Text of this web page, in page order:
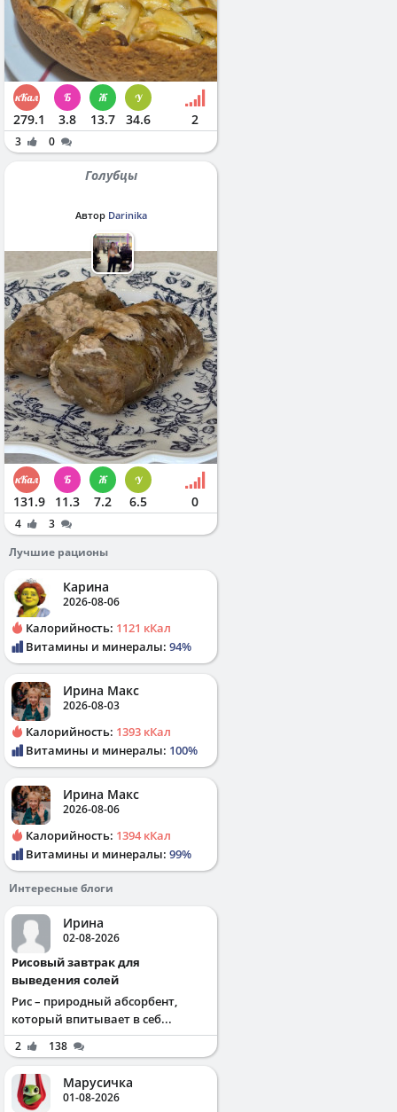
279.1 3.8 13.7 34.6 2
3 0
Голубцы
Автор Darinika
131.9 11.3 7.2 6.5 0
4
3
Лучшие рационы
Карина
2026-08-06
Калорийность: 1121 кКал
Витамины и минералы: 94%
Ирина Макс
2026-08-03
Калорийность: 1393 кКал
Витамины и минералы: 100%
Ирина Макс
2026-08-06
Калорийность: 1394 кКал
Витамины и минералы: 99%
Интересные блоги
Ирина
02-08-2026
Рисовый завтрак для
выведения солей
Рис – природный абсорбент,
который впитывает в себ...
2 138
Марусичка
01-08-2026